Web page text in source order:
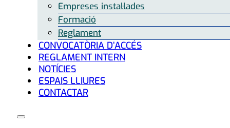
Empreses instal·lades
Formació
Reglament
CONVOCATÒRIA D’ACCÉS
REGLAMENT INTERN
NOTÍCIES
ESPAIS LLIURES
CONTACTAR